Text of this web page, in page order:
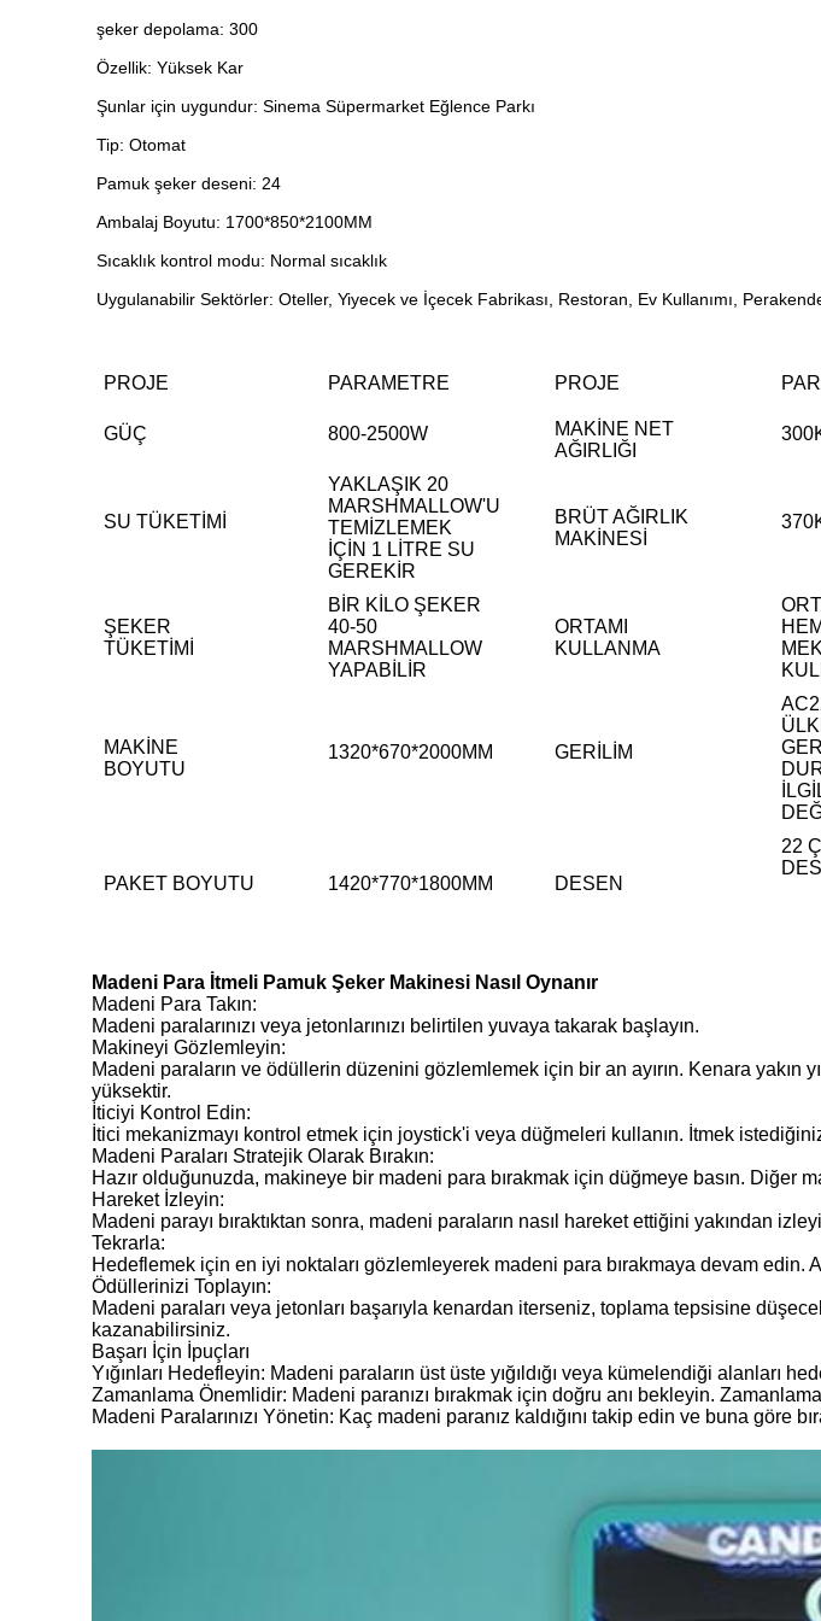
şeker depolama: 300
Özellik: Yüksek Kar
Şunlar için uygundur: Sinema Süpermarket Eğlence Parkı
Tip: Otomat
Pamuk şeker deseni: 24
Ambalaj Boyutu: 1700*850*2100MM
Sıcaklık kontrol modu: Normal sıcaklık
Uygulanabilir Sektörler: Oteller, Yiyecek ve İçecek Fabrikası, Restoran, Ev Kullanımı,
PROJE PARAMETRE PROJE
GÜÇ 800-2500W
MAKİNE NET
AĞIRLIĞI
SU TÜKETİMİ
YAKLAŞIK 20
MARSHMALLOW'U
TEMİZLEMEK
İÇİN 1 LİTRE SU
GEREKİR
BRÜT AĞIRLIK
MAKİNESİ
ŞEKER
TÜKETİMİ
BİR KİLO ŞEKER
40-50
MARSHMALLOW
YAPABİLİR
ORTAMI
KULLANMA
MAKİNE
BOYUTU
1320*670*2000MM GERİLİM
PAKET BOYUTU 1420*770*1800MM DESEN
22
Madeni Para İtmeli Pamuk Şeker Makinesi Nasıl Oynanır
Madeni Para Takın:
Madeni paralarınızı veya jetonlarınızı belirtilen yuvaya takarak başlayın.
Makineyi Gözlemleyin:
Madeni paraların ve ödüllerin düzenini gözlemlemek için bir an ayırın. Kenara yakın
yüksektir.
İticiyi Kontrol Edin:
İtici mekanizmayı kontrol etmek için joystick'i veya düğmeleri kullanın. İtmek
Madeni Paraları Stratejik Olarak Bırakın:
Hazır olduğunuzda, makineye bir madeni para bırakmak için düğmeye basın. Diğer
Hareket İzleyin:
Madeni parayı bıraktıktan sonra, madeni paraların nasıl hareket ettiğini yakından
Tekrarla:
Hedeflemek için en iyi noktaları gözlemleyerek madeni para bırakmaya devam
Ödüllerinizi Toplayın:
Madeni paraları veya jetonları başarıyla kenardan iterseniz, toplama tepsisine
kazanabilirsiniz.
Başarı İçin İpuçları
Yığınları Hedefleyin: Madeni paraların üst üste yığıldığı veya kümelendiği alanları
Zamanlama Önemlidir: Madeni paranızı bırakmak için doğru anı bekleyin.
Madeni Paralarınızı Yönetin: Kaç madeni paranız kaldığını takip edin ve buna göre